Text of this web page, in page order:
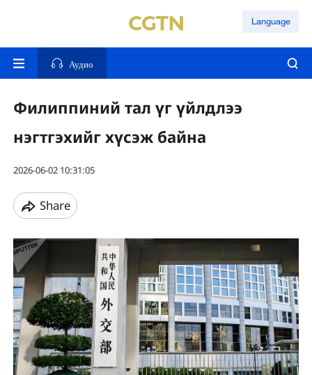
Language
Аудио
Филиппиний тал үг үйлдлээ
нэгтгэхийг хүсэж байна
2026-06-02 10:31:05
Share